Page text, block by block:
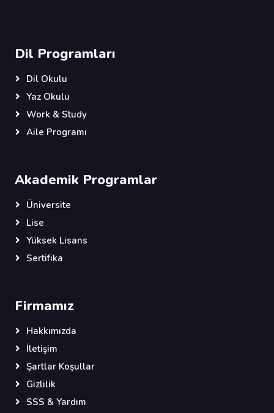
Dil Programları
Dil Okulu
Yaz Okulu
Work & Study
Aile Programı
Akademik Programlar
Üniversite
Lise
Yüksek Lisans
Sertifika
Firmamız
Hakkımızda
İletişim
Şartlar Koşullar
Gizlilik
SSS & Yardım